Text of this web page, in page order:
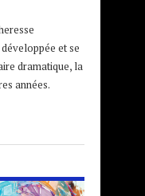
et se
dramatique, la
années.